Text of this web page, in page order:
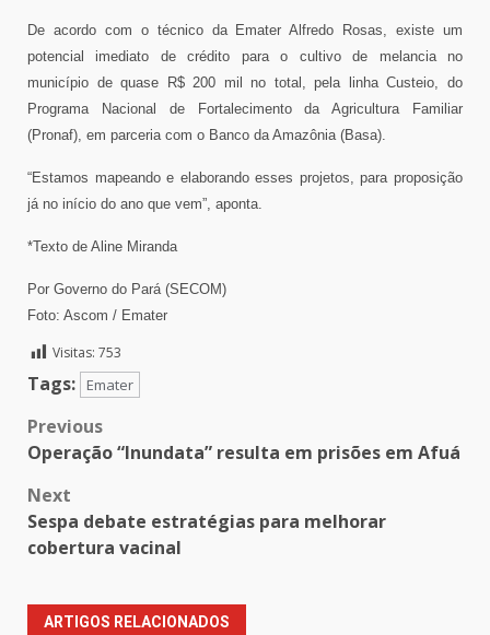
De acordo com o técnico da Emater Alfredo Rosas, existe um
potencial imediato de crédito para o cultivo de melancia no
município de quase R$ 200 mil no total, pela linha Custeio, do
Programa Nacional de Fortalecimento da Agricultura Familiar
(Pronaf), em parceria com o Banco da Amazônia (Basa).
“Estamos mapeando e elaborando esses projetos, para proposição
já no início do ano que vem”, aponta.
*Texto de Aline Miranda
Por Governo do Pará (SECOM)
Foto: Ascom / Emater
Visitas: 753
Tags: Emater
Post
navigation
Previous
Operação “Inundata” resulta em prisões em Afuá
Next
Sespa debate estratégias para melhorar
cobertura vacinal
ARTIGOS RELACIONADOS